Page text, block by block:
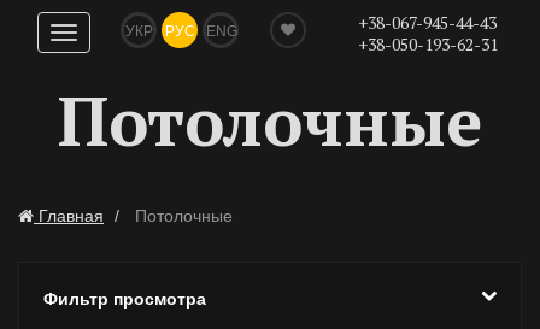
Показать
навигацию
УКР РУС ENG
+38-067-945-44-43
+38-050-193-62-31
Потолочные
Главная Потолочные
Фильтр просмотра